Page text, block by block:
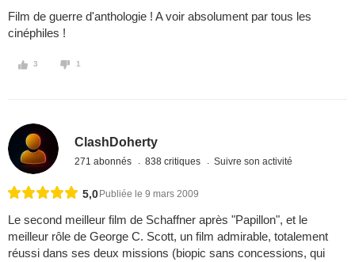
Film de guerre d'anthologie ! A voir absolument par tous les
cinéphiles !
3 1
ClashDoherty
271 abonnés 838 critiques Suivre son activité
5,0 Publiée le 9 mars 2009
Le second meilleur film de Schaffner après "Papillon", et le
meilleur rôle de George C. Scott, un film admirable, totalement
réussi dans ses deux missions (biopic sans concessions, qui